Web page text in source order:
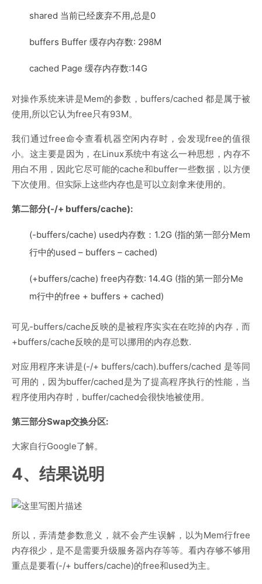
shared 当前已经废弃不用,总是0
buffers Buffer 缓存内存数: 298M
cached Page 缓存内存数:14G
对操作系统来讲是Mem的参数，buffers/cached 都是属于被
使用,所以它认为free只有93M。
我们通过free命令查看机器空闲内存时，会发现free的值很
小。这主要是因为，在Linux系统中有这么一种思想，内存不
用白不用，因此它尽可能的cache和buffer一些数据，以方便
下次使用。但实际上这些内存也是可以立刻拿来使用的。
第二部分(-/+ buffers/cache):
(-buffers/cache) used内存数：1.2G (指的第一部分Mem
行中的used – buffers – cached)
(+buffers/cache) free内存数: 14.4G (指的第一部分Me
m行中的free + buffers + cached)
可见-buffers/cache反映的是被程序实实在在吃掉的内存，而
+buffers/cache反映的是可以挪用的内存总数.
对应用程序来讲是(-/+ buffers/cach).buffers/cached 是等同
可用的，因为buffer/cached是为了提高程序执行的性能，当
程序使用内存时，buffer/cached会很快地被使用。
第三部分Swap交换分区:
大家自行Google了解。
4、结果说明
所以，弄清楚参数意义，就不会产生误解，以为Mem行free
内存很少，是不是需要升级服务器内存等等。看内存够不够用
重点是要看(-/+ buffers/cache)的free和used为主。